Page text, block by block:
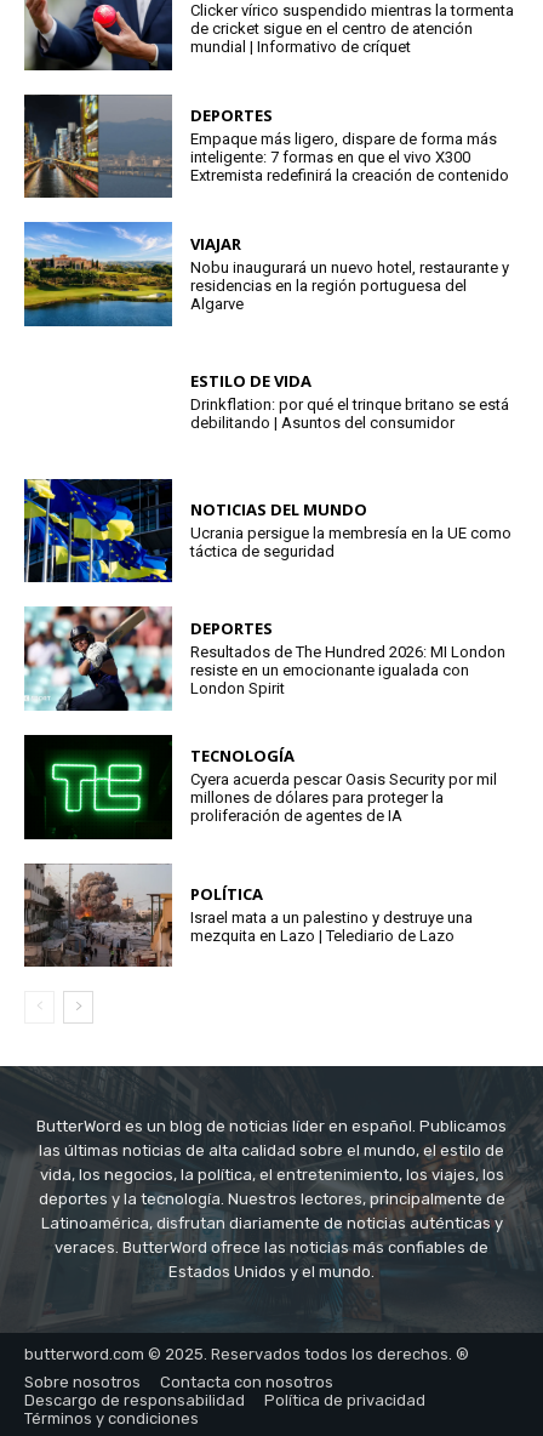
Clicker vírico suspendido mientras la tormenta
de cricket sigue en el centro de atención
mundial | Informativo de críquet
DEPORTES
Empaque más ligero, dispare de forma más
inteligente: 7 formas en que el vivo X300
Extremista redefinirá la creación de contenido
VIAJAR
Nobu inaugurará un nuevo hotel, restaurante y
residencias en la región portuguesa del
Algarve
ESTILO DE VIDA
Drinkflation: por qué el trinque britano se está
debilitando | Asuntos del consumidor
NOTICIAS DEL MUNDO
Ucrania persigue la membresía en la UE como
táctica de seguridad
DEPORTES
Resultados de The Hundred 2026: MI London
resiste en un emocionante igualada con
London Spirit
TECNOLOGÍA
Cyera acuerda pescar Oasis Security por mil
millones de dólares para proteger la
proliferación de agentes de IA
POLÍTICA
Israel mata a un palestino y destruye una
mezquita en Lazo | Telediario de Lazo
ButterWord es un blog de noticias líder en español. Publicamos
las últimas noticias de alta calidad sobre el mundo, el estilo de
vida, los negocios, la política, el entretenimiento, los viajes, los
deportes y la tecnología. Nuestros lectores, principalmente de
Latinoamérica, disfrutan diariamente de noticias auténticas y
veraces. ButterWord ofrece las noticias más confiables de
Estados Unidos y el mundo.
butterword.com © 2025. Reservados todos los derechos. ®
Sobre nosotros
Contacta con nosotros
Descargo de responsabilidad
Política de privacidad
Términos y condiciones